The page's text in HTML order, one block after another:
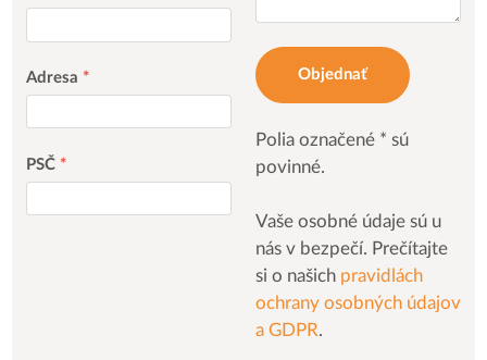
Adresa *
PSČ *
Objednať
Polia označené * sú
povinné.
Vaše osobné údaje sú u
nás v bezpečí. Prečítajte
si o našich pravidlách
ochrany osobných údajov
a GDPR.